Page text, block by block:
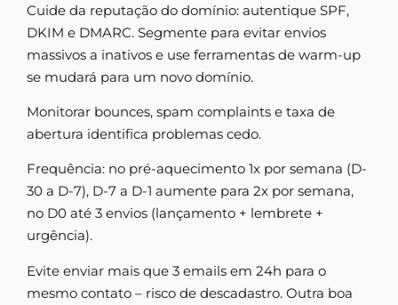
Cuide da reputação do domínio: autentique SPF,
DKIM e DMARC. Segmente para evitar envios
massivos a inativos e use ferramentas de warm-up
se mudará para um novo domínio.
Monitorar bounces, spam complaints e taxa de
abertura identifica problemas cedo.
Frequência: no pré-aquecimento 1x por semana (D-
30 a D-7), D-7 a D-1 aumente para 2x por semana,
no D0 até 3 envios (lançamento + lembrete +
urgência).
Evite enviar mais que 3 emails em 24h para o
mesmo contato – risco de descadastro. Outra boa